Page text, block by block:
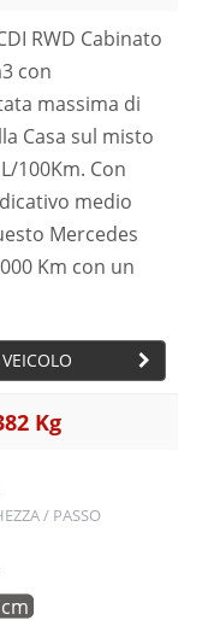
RWD Cabinato
con
massima di
Casa sul misto
100Km. Con
medio
Mercedes
Km con un
Kg
/ PASSO